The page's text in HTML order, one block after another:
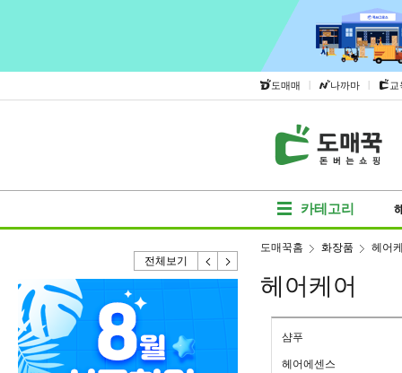
도매매 | 나까마 | 교
카테고리
전체보기
도매꾹홈 화장품 헤어
헤어케어
샴푸
헤어에센스